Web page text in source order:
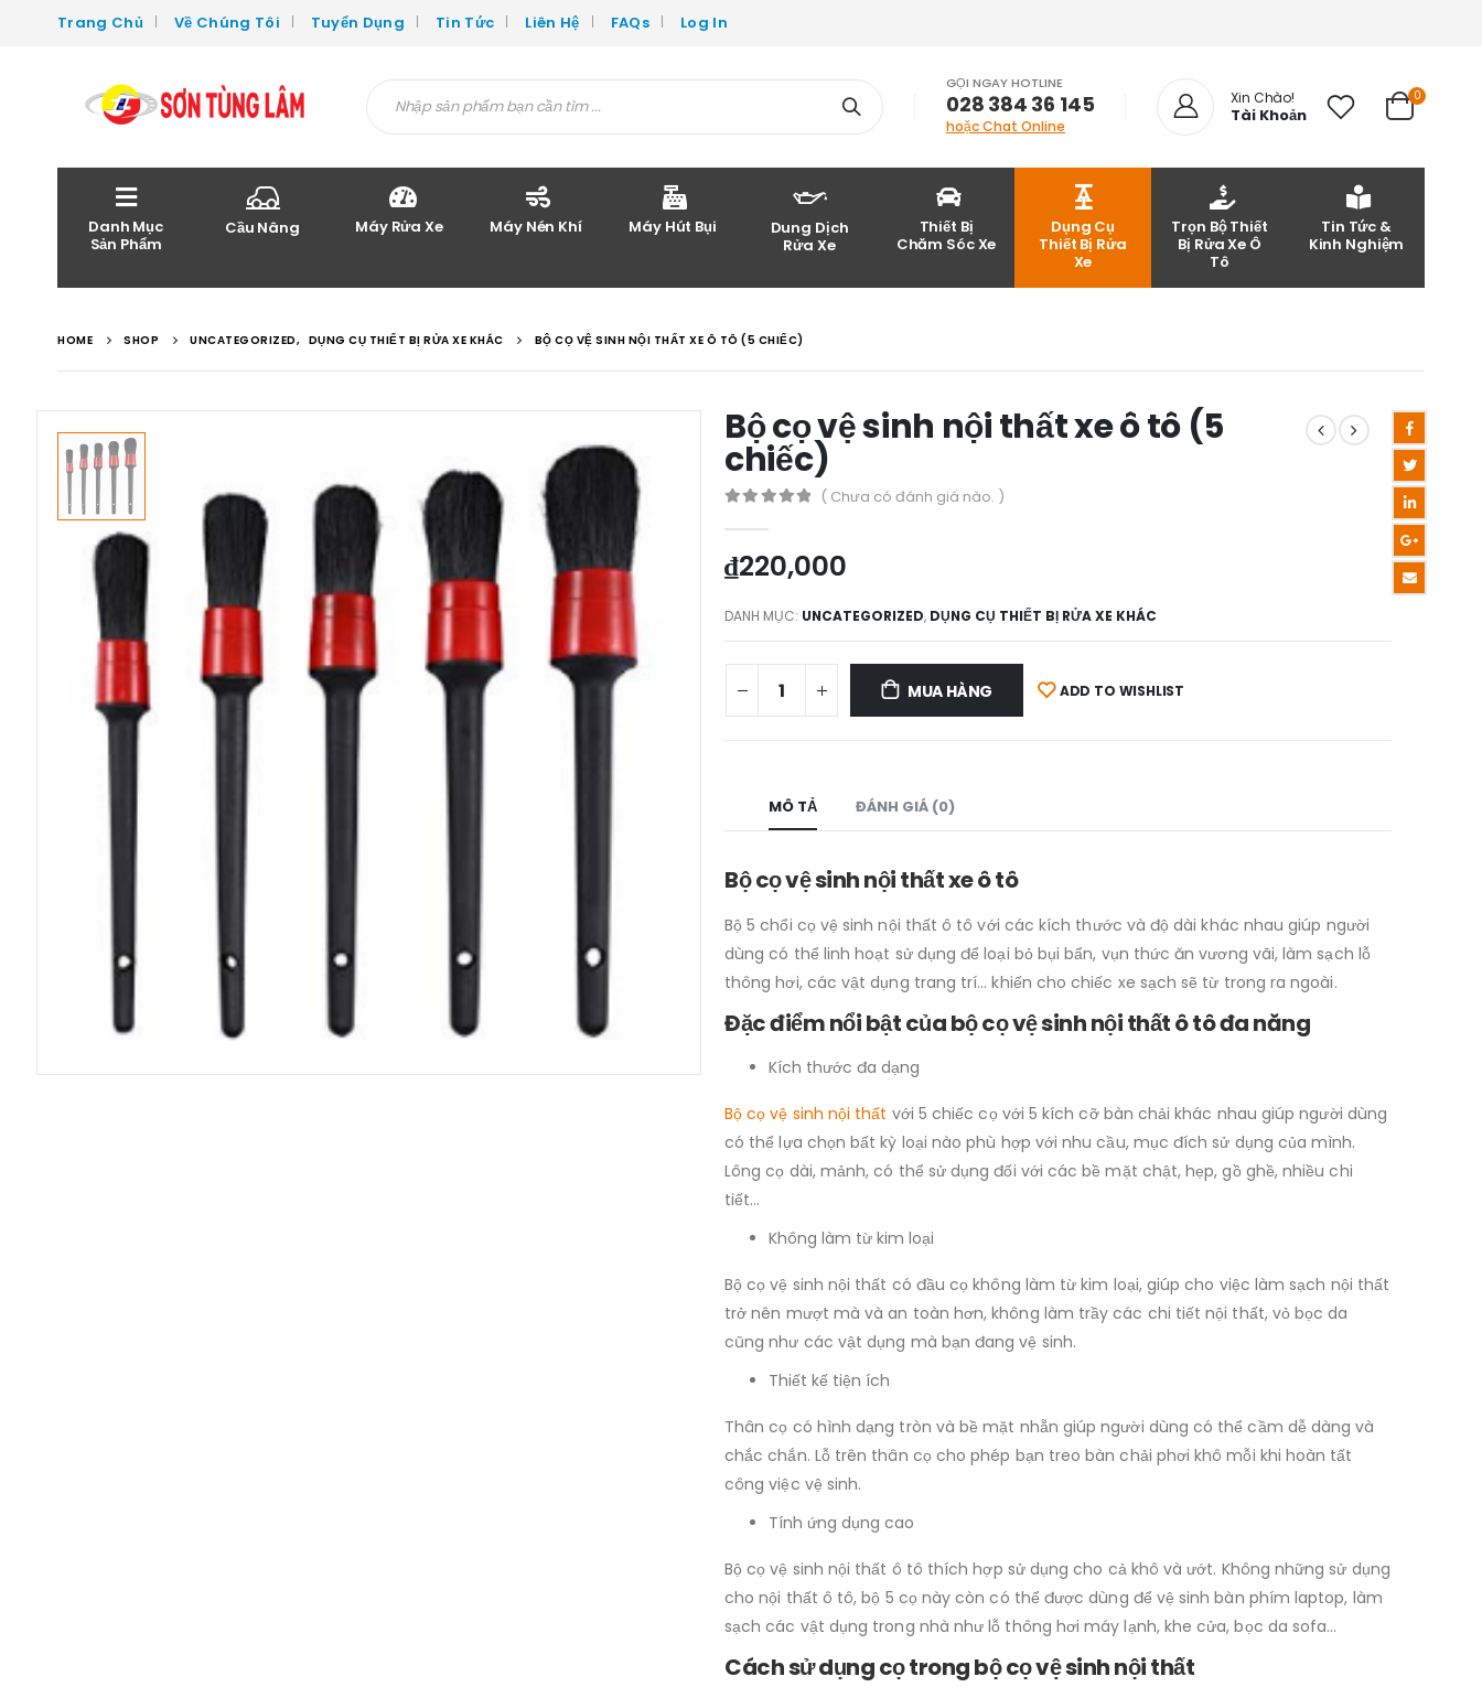
Trang Chủ Về Chúng Tôi Tuyển Dụng Tin Tức Liên Hệ FAQs Log In
GỌI NGAY HOTLINE
028 384 36 145
hoặc Chat Online
Xin Chào!
Tài Khoản
0
Danh Mục
Sản Phẩm
Cầu Nâng Máy Rửa Xe Máy Nén Khí Máy Hút Bụi
Dung Dịch
Rửa Xe
Thiết Bị
Chăm Sóc Xe
Dụng Cụ
Thiết Bị Rửa
Xe
Trọn Bộ Thiết
Bị Rửa Xe Ô
Tô
Tin Tức &
Kinh Nghiệm
HOME SHOP UNCATEGORIZED, DỤNG CỤ THIẾT BỊ RỬA XE KHÁC BỘ CỌ VỆ SINH NỘI THẤT XE Ô TÔ (5 CHIẾC)
Bộ cọ vệ sinh nội thất xe ô tô (5
chiếc)
( Chưa có đánh giá nào. )
₫220,000
DANH MỤC: UNCATEGORIZED, DỤNG CỤ THIẾT BỊ RỬA XE KHÁC
MUA HÀNG ADD TO WISHLIST
MÔ TẢ ĐÁNH GIÁ (0)
Bộ cọ vệ sinh nội thất xe ô tô
Bộ 5 chổi cọ vệ sinh nội thất ô tô với các kích thước và độ dài khác nhau giúp người
dùng có thể linh hoạt sử dụng để loại bỏ bụi bẩn, vụn thức ăn vương vãi, làm sạch lỗ
thông hơi, các vật dụng trang trí… khiến cho chiếc xe sạch sẽ từ trong ra ngoài.
Đặc điểm nổi bật của bộ cọ vệ sinh nội thất ô tô đa năng
Kích thước đa dạng
Bộ cọ vệ sinh nội thất với 5 chiếc cọ với 5 kích cỡ bàn chải khác nhau giúp người dùng
có thể lựa chọn bất kỳ loại nào phù hợp với nhu cầu, mục đích sử dụng của mình.
Lông cọ dài, mảnh, có thể sử dụng đối với các bề mặt chật, hẹp, gồ ghề, nhiều chi
tiết…
Không làm từ kim loại
Bộ cọ vệ sinh nội thất có đầu cọ không làm từ kim loại, giúp cho việc làm sạch nội thất
trở nên mượt mà và an toàn hơn, không làm trầy các chi tiết nội thất, vỏ bọc da
cũng như các vật dụng mà bạn đang vệ sinh.
Thiết kế tiện ích
Thân cọ có hình dạng tròn và bề mặt nhẵn giúp người dùng có thể cầm dễ dàng và
chắc chắn. Lỗ trên thân cọ cho phép bạn treo bàn chải phơi khô mỗi khi hoàn tất
công việc vệ sinh.
Tính ứng dụng cao
Bộ cọ vệ sinh nội thất ô tô thích hợp sử dụng cho cả khô và ướt. Không những sử dụng
cho nội thất ô tô, bộ 5 cọ này còn có thể được dùng để vệ sinh bàn phím laptop, làm
sạch các vật dụng trong nhà như lỗ thông hơi máy lạnh, khe cửa, bọc da sofa…
Cách sử dụng cọ trong bộ cọ vệ sinh nội thất